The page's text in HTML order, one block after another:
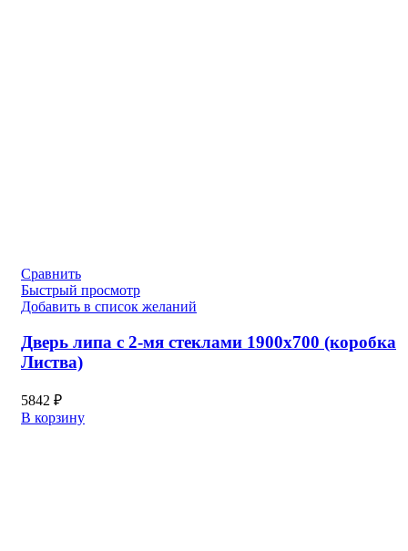
Сравнить
Быстрый просмотр
Добавить в список желаний
Дверь липа с 2-мя стеклами 1900х700 (коробка
Листва)
5842 ₽
В корзину